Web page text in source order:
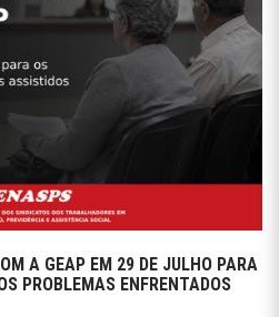
A GEAP EM 29 DE JULHO PARA
PROBLEMAS ENFRENTADOS